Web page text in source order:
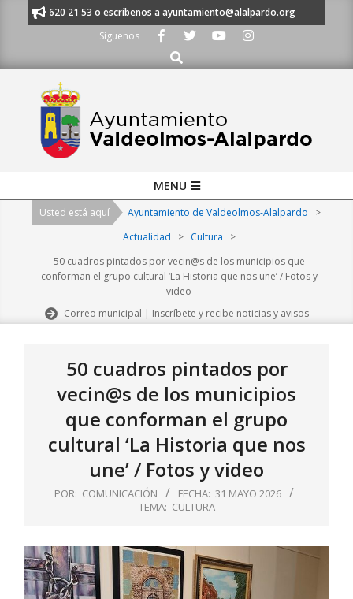
al 91 620 21 53 o escríbenos a ayuntamiento@alalpardo.org
Síguenos
Buscar
Navigation
MENU
Usted está aquí Ayuntamiento de Valdeolmos-Alalpardo
>
Actualidad
> Cultura
>
50 cuadros pintados por vecin@s de los municipios que
conforman el grupo cultural ‘La Historia que nos une’ / Fotos y
video
Correo municipal | Inscríbete y recibe noticias y avisos
50 cuadros pintados por
vecin@s de los municipios
que conforman el grupo
cultural ‘La Historia que nos
une’ / Fotos y video
POR: COMUNICACIÓN FECHA: 31 MAYO 2026
TEMA: CULTURA